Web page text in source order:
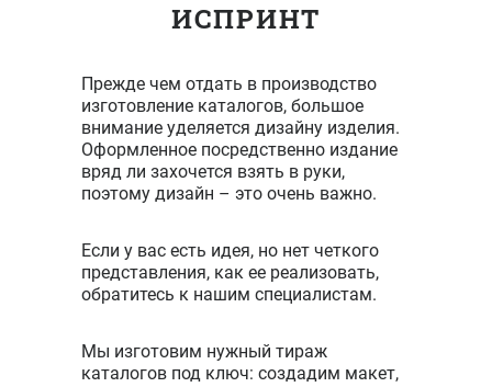
ИСПРИНТ
Прежде чем отдать в производство
изготовление каталогов, большое
внимание уделяется дизайну изделия.
Оформленное посредственно издание
вряд ли захочется взять в руки,
поэтому дизайн – это очень важно.
Если у вас есть идея, но нет четкого
представления, как ее реализовать,
обратитесь к нашим специалистам.
Мы изготовим нужный тираж
каталогов под ключ: создадим макет,